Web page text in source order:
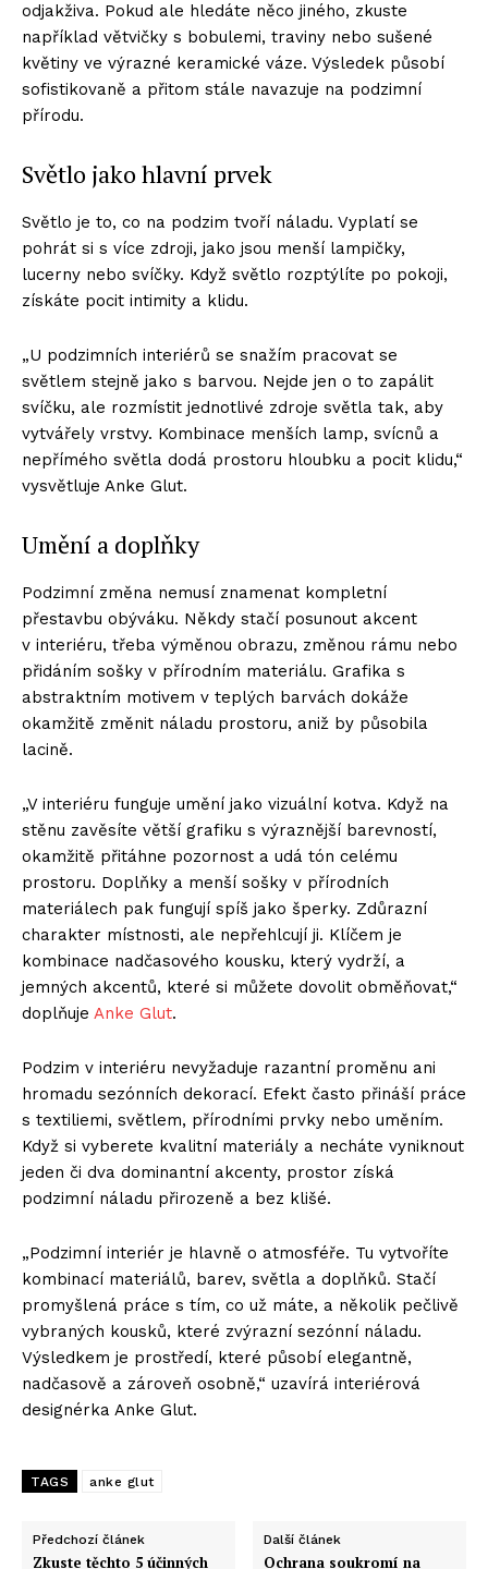
odjakživa. Pokud ale hledáte něco jiného, zkuste
například větvičky s bobulemi, traviny nebo sušené
květiny ve výrazné keramické váze. Výsledek působí
sofistikovaně a přitom stále navazuje na podzimní
přírodu.
Světlo jako hlavní prvek
Světlo je to, co na podzim tvoří náladu. Vyplatí se
pohrát si s více zdroji, jako jsou menší lampičky,
lucerny nebo svíčky. Když světlo rozptýlíte po pokoji,
získáte pocit intimity a klidu.
„U podzimních interiérů se snažím pracovat se
světlem stejně jako s barvou. Nejde jen o to zapálit
svíčku, ale rozmístit jednotlivé zdroje světla tak, aby
vytvářely vrstvy. Kombinace menších lamp, svícnů a
nepřímého světla dodá prostoru hloubku a pocit klidu,“
vysvětluje Anke Glut.
Umění a doplňky
Podzimní změna nemusí znamenat kompletní
přestavbu obýváku. Někdy stačí posunout akcent
v interiéru, třeba výměnou obrazu, změnou rámu nebo
přidáním sošky v přírodním materiálu. Grafika s
abstraktním motivem v teplých barvách dokáže
okamžitě změnit náladu prostoru, aniž by působila
lacině.
„V interiéru funguje umění jako vizuální kotva. Když na
stěnu zavěsíte větší grafiku s výraznější barevností,
okamžitě přitáhne pozornost a udá tón celému
prostoru. Doplňky a menší sošky v přírodních
materiálech pak fungují spíš jako šperky. Zdůrazní
charakter místnosti, ale nepřehlcují ji. Klíčem je
kombinace nadčasového kousku, který vydrží, a
jemných akcentů, které si můžete dovolit obměňovat,“
doplňuje Anke Glut.
Podzim v interiéru nevyžaduje razantní proměnu ani
hromadu sezónních dekorací. Efekt často přináší práce
s textiliemi, světlem, přírodními prvky nebo uměním.
Když si vyberete kvalitní materiály a necháte vyniknout
jeden či dva dominantní akcenty, prostor získá
podzimní náladu přirozeně a bez klišé.
„Podzimní interiér je hlavně o atmosféře. Tu vytvoříte
kombinací materiálů, barev, světla a doplňků. Stačí
promyšlená práce s tím, co už máte, a několik pečlivě
vybraných kousků, které zvýrazní sezónní náladu.
Výsledkem je prostředí, které působí elegantně,
nadčasově a zároveň osobně,“ uzavírá interiérová
designérka Anke Glut.
TAGS anke glut
Předchozí článek
Zkuste těchto 5 účinných
Další článek
Ochrana soukromí na